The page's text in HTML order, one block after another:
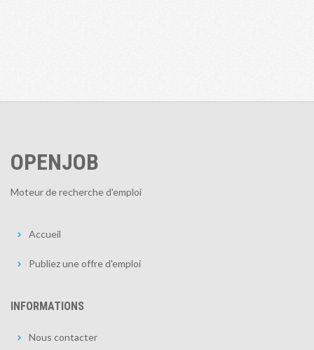
OPENJOB
Moteur de recherche d'emploi
Accueil
Publiez une offre d'emploi
INFORMATIONS
Nous contacter